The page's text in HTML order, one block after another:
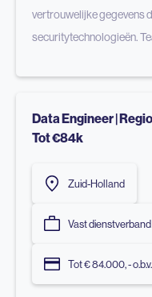
vertrouwelijke gegevens
securitytechnologieën.
Data Engineer |
Tot €84k
Zuid-Holland
Vast dienstverband
Tot € 84.000, -